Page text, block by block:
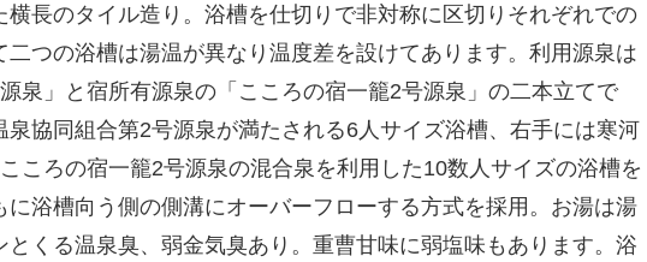
長のタイル造り。浴槽を仕切りで非対称に区切りそれぞれでの
つの浴槽は湯温が異なり温度差を設けてあります。利用源泉は
泉」と宿所有源泉の「こころの宿一籠2号源泉」の二本立てで
協同組合第2号源泉が満たされる6人サイズ浴槽、右手には寒河
ころの宿一籠2号源泉の混合泉を利用した10数人サイズの浴槽を
浴槽向う側の側溝にオーバーフローする方式を採用。お湯は湯
とくる温泉臭、弱金気臭あり。重曹甘味に弱塩味もあります。浴